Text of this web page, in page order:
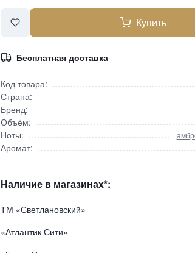
Купить
Бесплатная доставка
Код товара:
Страна:
Бренд:
Объём:
Ноты:
Аромат:
Наличие в магазинах*:
ТМ «Светлановский»
«Атлантик Сити»